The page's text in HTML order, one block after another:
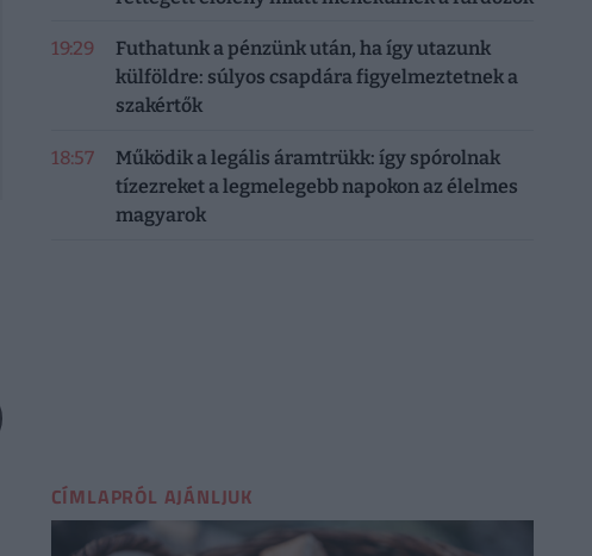
19:29
Futhatunk a pénzünk után, ha így utazunk
külföldre: súlyos csapdára figyelmeztetnek a
szakértők
18:57
Működik a legális áramtrükk: így spórolnak
tízezreket a legmelegebb napokon az élelmes
magyarok
CÍMLAPRÓL AJÁNLJUK